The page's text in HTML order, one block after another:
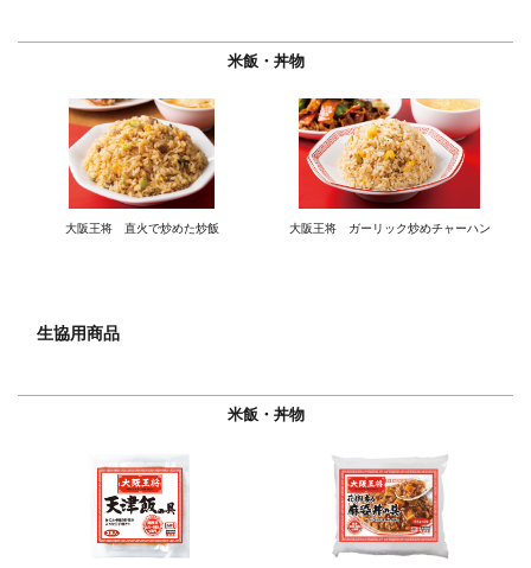
米飯・丼物
大阪王将 直火で炒めた炒飯 大阪王将 ガーリック炒めチャーハン
生協用商品
米飯・丼物